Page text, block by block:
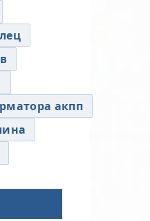
акпп